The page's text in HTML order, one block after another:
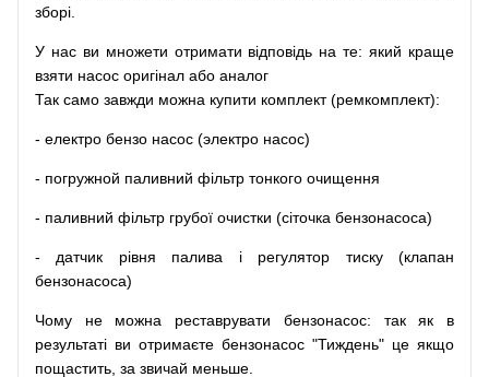
зборі
У нас ви множети отримати відповідь на те: який краще
взяти насос оригінал або аналог
Так само завжди можна купити комплект (ремкомплект):
- електро бензо насос (электро насос)
- погружной паливний фільтр тонкого очищення
- паливний фільтр грубої очистки (сіточка бензонасоса)
- датчик рівня палива і регулятор тиску (клапан
бензонасоса)
Чому не можна реставрувати бензонасос: так як
в
результаті ви отримаєте бензонасос "Тиждень" це якщо
пощастить, за звичай меньше.